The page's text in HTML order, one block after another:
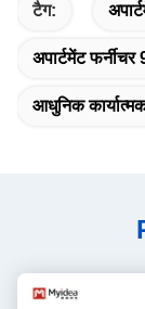
टैग:
अपार्टमेंट फर्नीचर
आधुनिक